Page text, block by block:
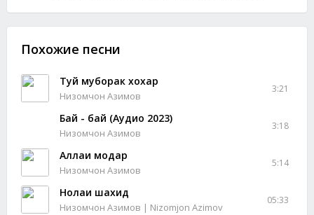
Похожие песни
Туй муборак хохар
Низомчон Азимов
3:21
Бай - бай (Аудио 2023)
Низомчон Азимов
3:18
Аллаи модар
Низомчон Азимов
5:14
Нолаи шахид
Низомчон Азимов | Nizomjon Azimov
05:33